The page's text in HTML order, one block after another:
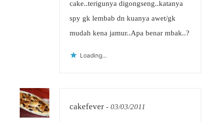
cake..terigunya digongseng..katanya
spy gk lembab dn kuanya awet/gk
mudah kena jamur..Apa benar mbak..?
Loading...
cakefever - 03/03/2011